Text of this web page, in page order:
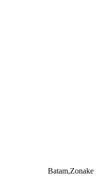
Batam,Zonake